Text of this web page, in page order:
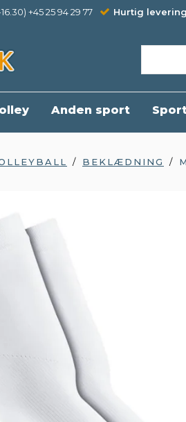
+45 25 94 29 77 Hurtig levering
Anden sport
/ BEKLÆDNING /